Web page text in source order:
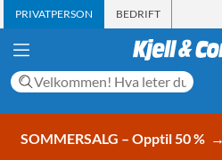
PRIVATPERSON BEDRIFT
SOMMERSALG – Opptil 50 % →